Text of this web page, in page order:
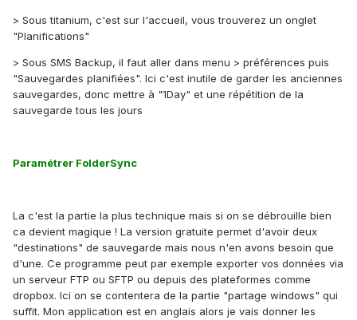
> Sous titanium, c'est sur l'accueil, vous trouverez un onglet
"Planifications"
> Sous SMS Backup, il faut aller dans menu > préférences puis
"Sauvegardes planifiées". Ici c'est inutile de garder les anciennes
sauvegardes, donc mettre à "1Day" et une répétition de la
sauvegarde tous les jours
Paramétrer FolderSync
La c'est la partie la plus technique mais si on se débrouille bien
ca devient magique ! La version gratuite permet d'avoir deux
"destinations" de sauvegarde mais nous n'en avons besoin que
d'une. Ce programme peut par exemple exporter vos données via
un serveur FTP ou SFTP ou depuis des plateformes comme
dropbox. Ici on se contentera de la partie "partage windows" qui
suffit. Mon application est en anglais alors je vais donner les